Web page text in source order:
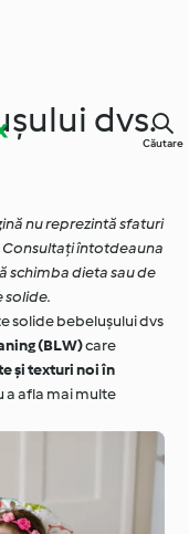
Căutare
dvs.
nu reprezintă sfaturi
Consultați întotdeauna
schimba dieta sau de
solide.
solide bebelușului dvs
(BLW)care
și texturi noi în
a afla mai multe